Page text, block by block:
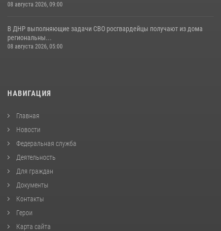
08 августа 2026, 09:00
В ДНР выполняющие задачи СВО росгвардейцы получают из дома
региональны...
08 августа 2026, 05:00
НАВИГАЦИЯ
Главная
Новости
Федеральная служба
Деятельность
Для граждан
Документы
Контакты
Герои
Карта сайта